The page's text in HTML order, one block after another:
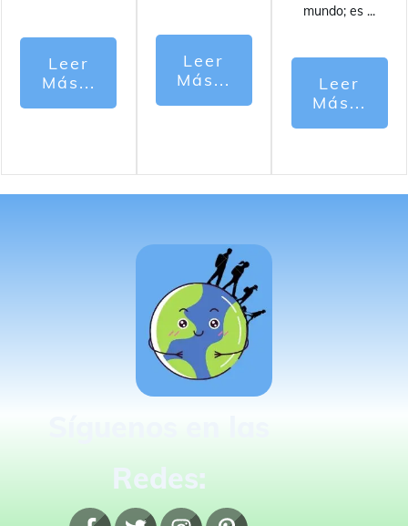
Leer
Más...
Leer
Más...
mundo; es ...
Leer
Más...
Redes: